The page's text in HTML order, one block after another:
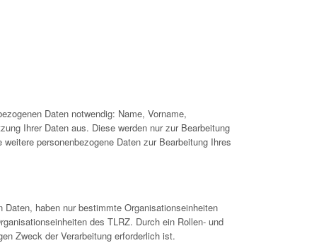
Daten notwendig: Name, Vorname,
Ihrer Daten aus. Diese werden nur zur Bearbeitung
personenbezogene Daten zur Bearbeitung Ihres
haben nur bestimmte Organisationseinheiten
des TLRZ. Durch ein Rollen- und
Zweck der Verarbeitung erforderlich ist.